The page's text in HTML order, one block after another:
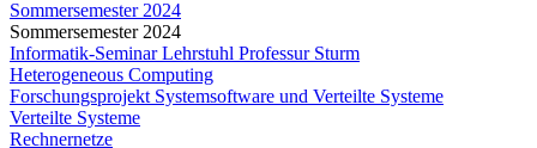
Sommersemester 2024
Sommersemester 2024
Informatik-Seminar Lehrstuhl Professur Sturm
Heterogeneous Computing
Forschungsprojekt Systemsoftware und Verteilte Systeme
Verteilte Systeme
Rechnernetze